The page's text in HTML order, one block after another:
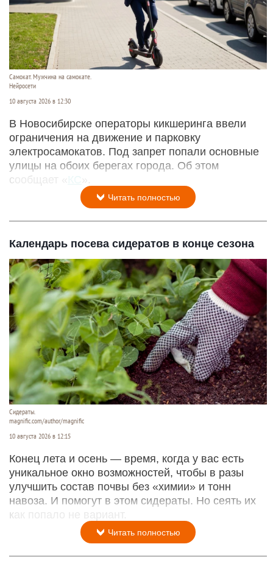
Самокат. Мужчина на самокате.
Нейросети
10 августа 2026 в 12:30
В Новосибирске операторы кикшеринга ввели
ограничения на движение и парковку
электросамокатов. Под запрет попали основные
улицы на обоих берегах города. Об этом
сообщает « КС
Читать полностью
Календарь посева сидератов в конце сезона
Сидераты.
magnific.com/author/magnific
10 августа 2026 в 12:15
Конец лета и осень — время, когда у вас есть
уникальное окно возможностей, чтобы в разы
улучшить состав почвы без «химии» и тонн
навоза. И помогут в этом сидераты. Но сеять их
как попало не вариант.
Читать полностью